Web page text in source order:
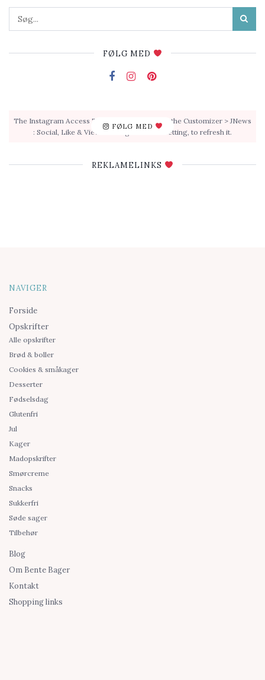
FØLG MED
FØLG MED
The Instagram Access Token is expired, Go to the Customizer > JNews
: Social, Like & View > Instagram Feed Setting, to refresh it.
REKLAMELINKS
NAVIGER
Forside
Opskrifter
Alle opskrifter
Brød & boller
Cookies & småkager
Desserter
Fødselsdag
Glutenfri
Jul
Kager
Madopskrifter
Smørcreme
Snacks
Sukkerfri
Søde sager
Tilbehør
Blog
Om Bente Bager
Kontakt
Shopping links